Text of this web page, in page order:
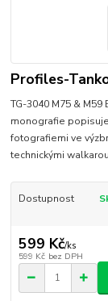
Profiles-
TG-3040 M75 & M59
monografie
fotografiemi ve
technickými
Dostupnost
599 Kč/ks
599 Kč bez DPH